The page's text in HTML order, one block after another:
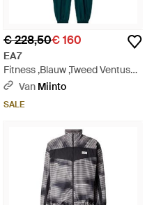
€ 228,50€ 160
EA7
Fitness ,Blauw ,Tweed Ventus
Tracksuit - Groen
Van Miinto
SALE